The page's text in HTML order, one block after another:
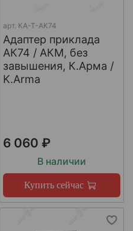
арт. КА-Т-АК74
Адаптер приклада
АК74 / АКМ, без
завышения, К.Арма /
K.Arma
6 060 ₽
В наличии
Купить сейчас